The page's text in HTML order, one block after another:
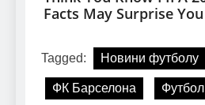
Tagged: Новини футболу
ФК Барселона Футбол